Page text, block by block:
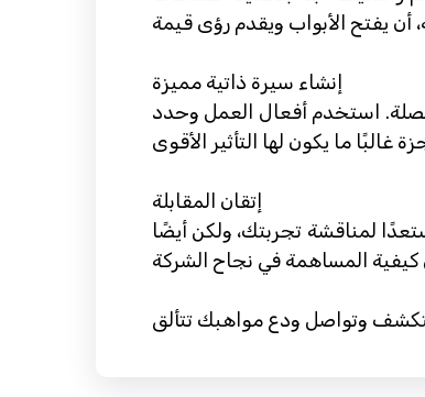
إنشاء سيرة ذاتية مميزة
استخدم أفعال العمل وحدد
إتقان المقابلة
لمناقشة تجربتك، ولكن أيضًا